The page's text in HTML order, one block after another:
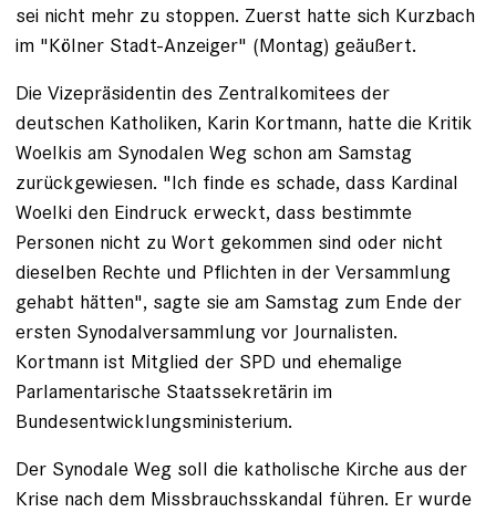
sei nicht mehr zu stoppen. Zuerst hatte sich Kurzbach
im "Kölner Stadt-Anzeiger" (Montag) geäußert.
Die Vizepräsidentin des Zentralkomitees der
deutschen Katholiken, Karin Kortmann, hatte die Kritik
Woelkis am Synodalen Weg schon am Samstag
zurückgewiesen. "Ich finde es schade, dass Kardinal
Woelki den Eindruck erweckt, dass bestimmte
Personen nicht zu Wort gekommen sind oder nicht
dieselben Rechte und Pflichten in der Versammlung
gehabt hätten", sagte sie am Samstag zum Ende der
ersten Synodalversammlung vor Journalisten.
Kortmann ist Mitglied der SPD und ehemalige
Parlamentarische Staatssekretärin im
Bundesentwicklungsministerium.
Der Synodale Weg soll die katholische Kirche aus der
Krise nach dem Missbrauchsskandal führen. Er wurde